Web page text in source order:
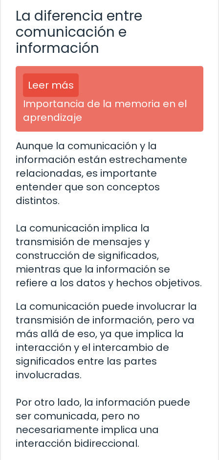
La diferencia entre
comunicación e
información
Leer más
Importancia de la memoria en el
aprendizaje
Aunque la comunicación y la
información están estrechamente
relacionadas, es importante
entender que son conceptos
distintos.
La comunicación implica la
transmisión de mensajes y
construcción de significados,
mientras que la información se
refiere a los datos y hechos objetivos.
La comunicación puede involucrar la
transmisión de información, pero va
más allá de eso, ya que implica la
interacción y el intercambio de
significados entre las partes
involucradas.
Por otro lado, la información puede
ser comunicada, pero no
necesariamente implica una
interacción bidireccional.